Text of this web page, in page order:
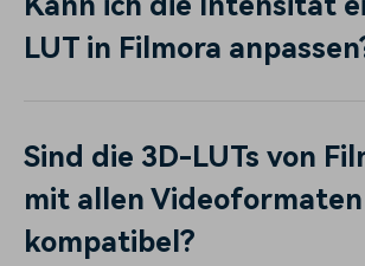
LUT in Filmora
Sind die 3D-LUTs von
mit allen Videoformaten
kompatibel?